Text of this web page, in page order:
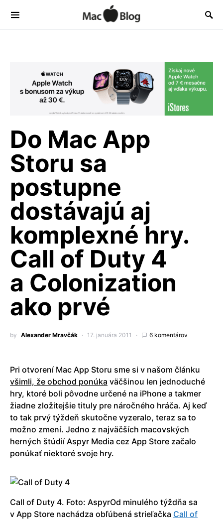
Do Mac App
Storu sa
postupne
dostávajú aj
komplexné hry.
Call of Duty 4
a Colonization
ako prvé
by Alexander Mravčák 17. januára 2011 6 komentárov
Pri otvorení Mac App Storu sme si v našom článku
všimli, že obchod ponúka väčšinou len jednoduché
hry, ktoré boli pôvodne určené na iPhone a takmer
žiadne zložitejšie tituly pre náročného hráča. Aj keď
to tak prvý týždeň skutočne vyzeralo, teraz sa to
možno zmení. Jedno z najväčších macovských
herných štúdií Aspyr Media cez App Store začalo
ponúkať niektoré svoje hry.
Call of Duty 4. Foto: AspyrOd minulého týždňa sa
v App Store nachádza obľúbená strieľačka Call of